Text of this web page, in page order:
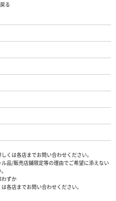
る
くは各店までお問い合わせください。
品/販売店舗限定等の理由でご希望に添えない
ずか
各店までお問い合わせください。